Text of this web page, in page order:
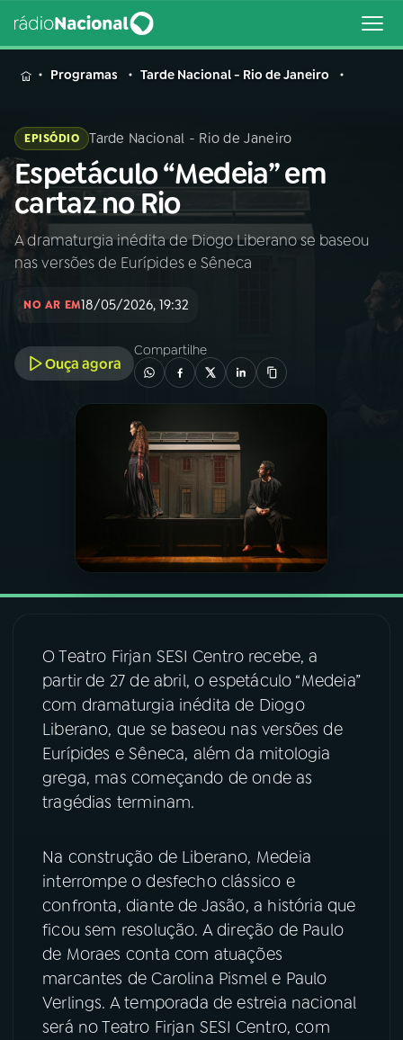
MENU
Buscar
na
Rádio
Nacional
Buscar
AO VIVO
PROGRAMAÇÃO
PROGRAMAS
PODCASTS
07ÚLTIMAS
FESTIVAL DE MÚSICA
ACOMPANHE A RÁDIO NACIONAL
Instagram X
TikTok
Programas Tarde Nacional - Rio de Janeiro
EPISÓDIO Tarde Nacional - Rio de Janeiro
Espetáculo “Medeia” em
cartaz no Rio
A dramaturgia inédita de Diogo Liberano se baseou
nas versões de Eurípides e Sêneca
NO AR EM18/05/2026, 19:32
Ouça agora
Compartilhe
O Teatro Firjan SESI Centro recebe, a
partir de 27 de abril, o espetáculo “Medeia”
com dramaturgia inédita de Diogo
Liberano, que se baseou nas versões de
Eurípides e Sêneca, além da mitologia
grega, mas começando de onde as
tragédias terminam.
Na construção de Liberano, Medeia
interrompe o desfecho clássico e
confronta, diante de Jasão, a história que
ficou sem resolução. A direção de Paulo
de Moraes conta com atuações
marcantes de Carolina Pismel e Paulo
Verlings. A temporada de estreia nacional
será no Teatro Firjan SESI Centro, com